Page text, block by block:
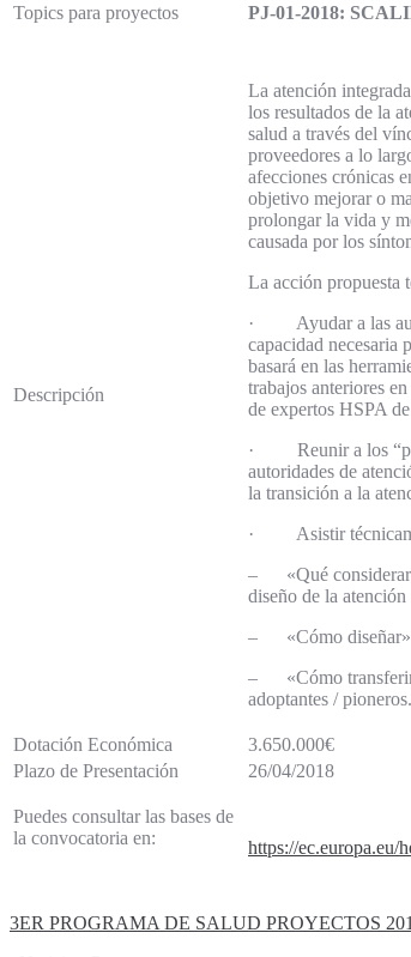
Topics para proyectos PJ-01-2018:
Descripción
La atención
los resultados de la
salud a través del
proveedores a lo
afecciones crónicas
objetivo mejorar o
prolongar la vida y
causada por los
La acción propuesta
· Ayudar a las
capacidad necesaria
basará en las
trabajos anteriores
de expertos HSPA
· Reunir a los
autoridades de
la transición a la
· Asistir
– «Qué
diseño de la atención
– «Cómo diseñar»
– «Cómo
adoptantes / pioneros.
Dotación Económica 3.650.000€
Plazo de Presentación
26/04/2018
Puedes consultar las bases de
la convocatoria en:
https://ec.europa.eu/
3ER PROGRAMA DE SALUD PROYECTOS